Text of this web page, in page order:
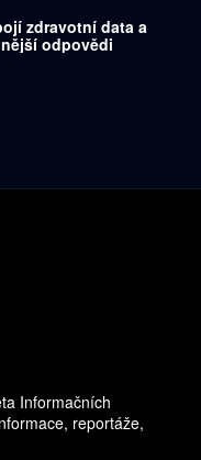
zdravotní data a
odpovědi
Informačních
reportáže,